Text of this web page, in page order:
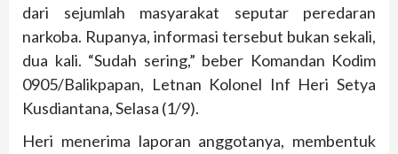
dari sejumlah masyarakat seputar peredaran
narkoba. Rupanya, informasi tersebut bukan sekali,
dua kali. “Sudah sering,” beber Komandan Kodim
0905/Balikpapan, Letnan Kolonel Inf Heri Setya
Kusdiantana, Selasa (1/9).
Heri menerima laporan anggotanya, membentuk